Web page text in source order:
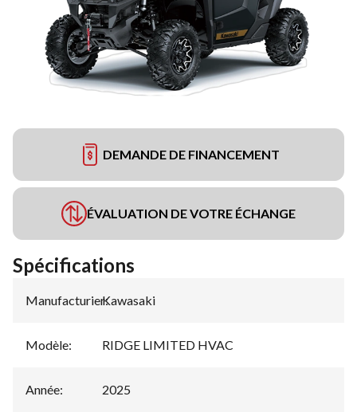
DEMANDE DE FINANCEMENT
ÉVALUATION DE VOTRE ÉCHANGE
Spécifications
Manufacturier:
Kawasaki
Modèle: RIDGE LIMITED HVAC
Année: 2025